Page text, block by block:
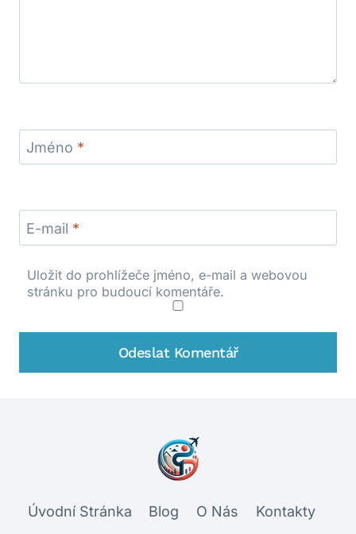
Jméno *
E-mail *
Uložit do prohlížeče jméno, e-mail a webovou
stránku pro budoucí komentáře.
Úvodní Stránka Blog O Nás Kontakty